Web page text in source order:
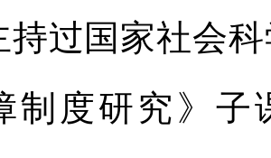
持过国家社会
制度研究》子